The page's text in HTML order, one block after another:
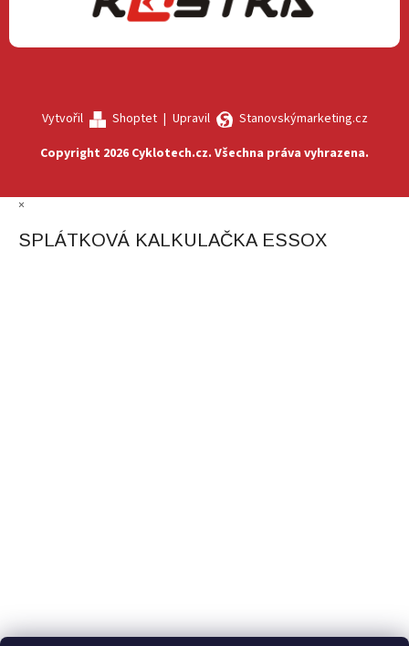
Vytvořil Shoptet| Upravil
Stanovskýmarketing.cz
Copyright 2026 Cyklotech.cz. Všechna práva vyhrazena.
×
SPLÁTKOVÁ KALKULAČKA ESSOX